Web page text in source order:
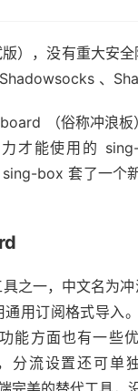
），没有重大安
、
（俗称冲浪
才能使用的
box 套了一个
一，中文名为冲
用订阅格式导入
能方面也有一些
分流设置还可单